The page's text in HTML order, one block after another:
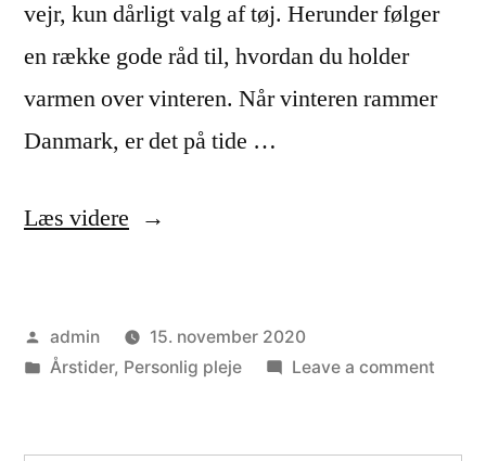
vejr, kun dårligt valg af tøj. Herunder følger
en række gode råd til, hvordan du holder
varmen over vinteren. Når vinteren rammer
Danmark, er det på tide …
Læs videre “Gode
at
Posted
by
admin
15. november 2020
Posted
Årstider, Personlig pleje Leave a commenton
til